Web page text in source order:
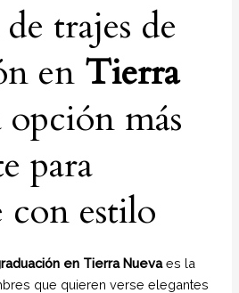
trajes de
en Tierra
opción más
para
con estilo
en Tierra Nuevaes la
que quieren verse elegantes